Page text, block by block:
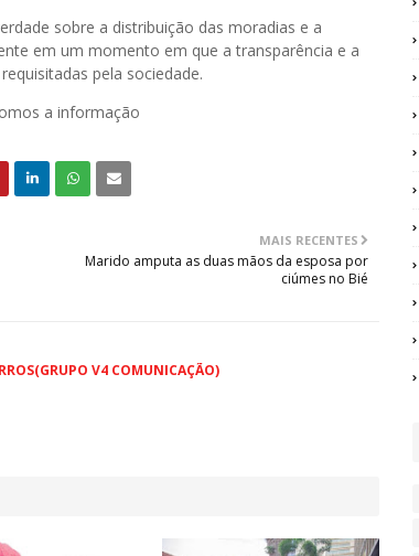
sobre a distribuição das moradias e a
em um momento em que a transparência e a
pela sociedade.
a informação
MAIS RECENTES
Marido amputa as duas mãos da esposa por
ciúmes no Bié
V4 COMUNICAÇÃO)